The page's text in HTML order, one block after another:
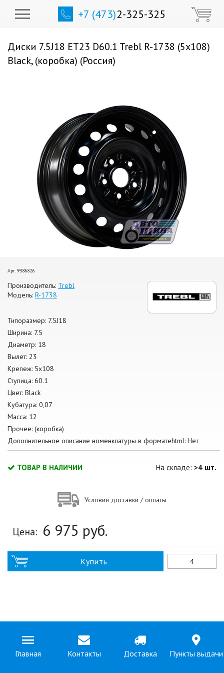
+7 (473)2-325-325
Диски 7.5J18 ET23 D60.1 Trebl R-1738 (5x108)
Black, (коробка) (Россия)
Арт. 9386826
Производитель: Trebl
Модель: R-1738
Типоразмер: 7.5J18
Ширина: 7.5
Диаметр: 18
Вылет: 23
Крепеж: 5x108
Ступица: 60.1
Цвет: Black
Кубатура: 0,07
Масса: 12
Прочее: (коробка)
Дополнительное описание номенклатуры в форматеhtml: Нет
ТОВАР В НАЛИЧИИ На складе: >4 шт.
Условия доставки / оплаты
Цена: 6 975 руб.
Купить
Главная Контакты Доставка Пункты выдачи